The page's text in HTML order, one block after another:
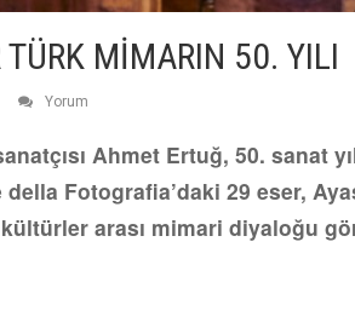
TÜRK MİMARIN 50. YILI
Yorum
Ahmet Ertuğ, 50. sanat
Fotografia’daki 29 eser,
arası mimari diyaloğu